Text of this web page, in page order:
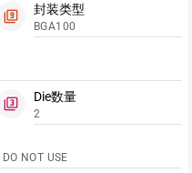
filter_9
封装类型
BGA100
filter_3
Die数量
2
NOT USE